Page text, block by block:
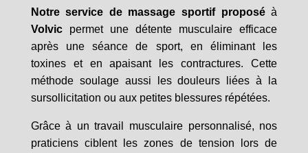
Notre service de massage sportif proposéà
Volvicpermet une détente musculaire efficace
après une séance de sport, en éliminant les
toxines et en apaisant les contractures. Cette
méthode soulage aussi les douleurs liées à la
sursollicitation ou aux petites blessures répétées.
Grâce à un travail musculaire personnalisé, nos
praticiens ciblent les zones de tension lors de